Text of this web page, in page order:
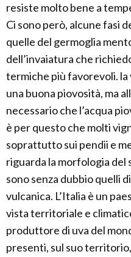
resiste molto bene a
Ci sono però, alcune fasi
quelle del germoglia
dell’invaiatura che
termiche più favorevoli.
una buona piovosità, ma
necessario che l’acqua
è per questo che molti
soprattutto sui pendii e
riguarda la morfologia
sono senza dubbio quelli
vulcanica. L’Italia è un
vista territoriale e
produttore di uva del
presenti, sul suo